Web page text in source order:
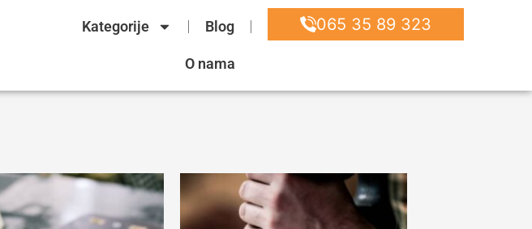
Kategorije Blog
O nama
065 35 89 323